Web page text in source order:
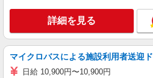
詳細を見る
マイクロバスによる施設利用者送迎
日給 10,900円〜10,900円